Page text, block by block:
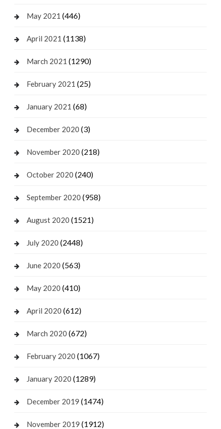
May 2021 (446)
April 2021 (1138)
March 2021 (1290)
February 2021 (25)
January 2021 (68)
December 2020 (3)
November 2020 (218)
October 2020 (240)
September 2020 (958)
August 2020 (1521)
July 2020 (2448)
June 2020 (563)
May 2020 (410)
April 2020 (612)
March 2020 (672)
February 2020 (1067)
January 2020 (1289)
December 2019 (1474)
November 2019 (1912)